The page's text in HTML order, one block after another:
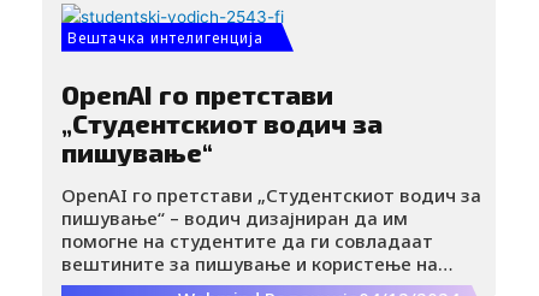
Вештачка интелигенција
OpenAI го претстави
„Студентскиот водич за
пишување“
OpenAI го претстави „Студентскиот водич за
пишување“ – водич дизајниран да им
помогне на студентите да ги совладаат
вештините за пишување и користење на
ChatGPT како асистент во академската